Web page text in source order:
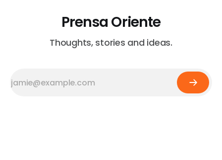
Prensa Oriente
Thoughts, stories and ideas.